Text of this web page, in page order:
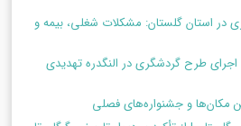
در استان گلستان: مشکلات شغلی، بیمه و
طرح گردشگری در النگدره تهدیدی
مکان‌ها و جشنواره‌های فصلی